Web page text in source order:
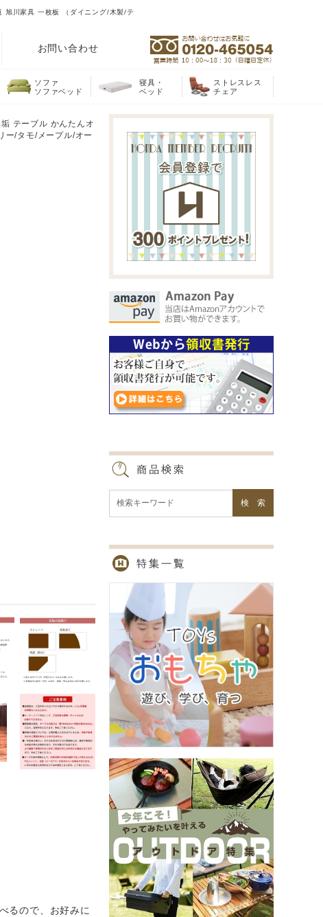
旭川家具 一枚板 （ダイニング/木製/テ
お問い合わせ
ソファ
ソファベッド
寝具・
ベッド
ストレスレス
チェア
テーブル かんたんオ
ー/タモ/メープル/オー
るので、お好みに